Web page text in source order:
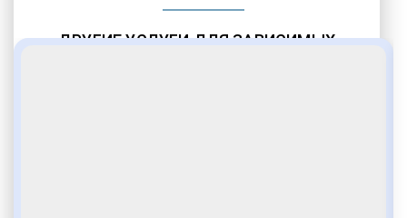
ДРУГИЕ УСЛУГИ ДЛЯ ЗАВИСИМЫХ